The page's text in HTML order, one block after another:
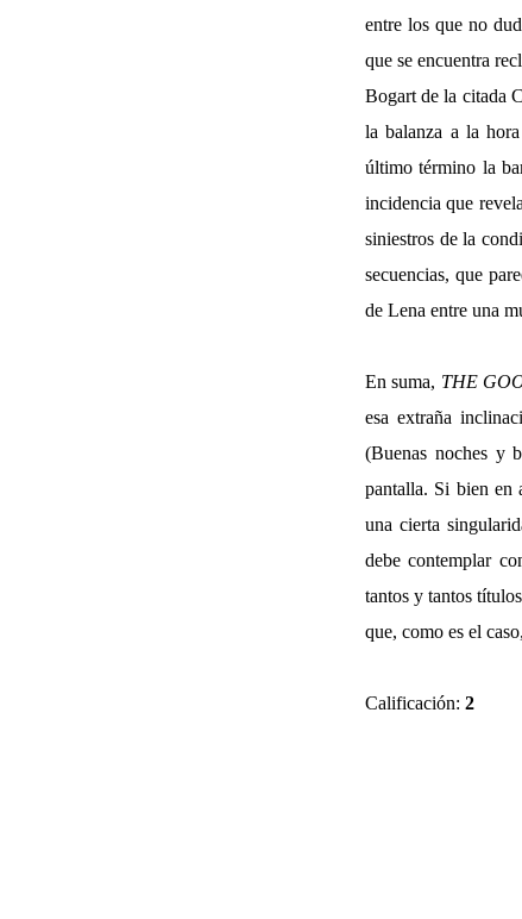
entre los que no
que se encuentra
Bogart de la citada
la balanza a la
último término la
incidencia que
siniestros de la
secuencias, que
de Lena entre una
En suma, THE
esa extraña
(Buenas noches y
pantalla. Si bien en
una cierta
debe contemplar
tantos y tantos
que, como es el
Calificación: 2